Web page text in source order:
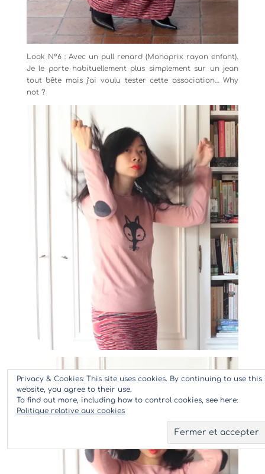
Look N°6 : Avec un pull renard (Monoprix rayon enfant).
Je le porte habituellement plus simplement sur un jean
tout bête mais j’ai voulu tester cette association… Why
not ?
Privacy & Cookies: This site uses cookies. By continuing to use this
website, you agree to their use.
To find out more, including how to control cookies, see here:
Politique relative aux cookies